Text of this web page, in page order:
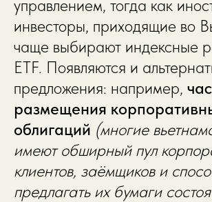
управлением, тогда как
инвесторы, приходящие во
чаще выбирают индексные
ETF. Появляются и
предложения: например,
размещения
облигаций (многие
имеют обширный пул
клиентов, заёмщиков и
предлагать их бумаги